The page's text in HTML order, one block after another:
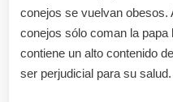
conejos se vuelvan obesos.
conejos sólo coman la papa
contiene un alto contenido
ser perjudicial para su salud.